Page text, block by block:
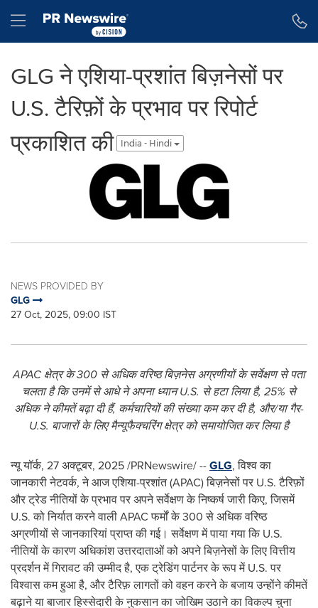
Hamburger menu
GLG ने एशिया-प्रशांत बिज़नेसों पर
U.S. टैरिफ़ों के प्रभाव पर रिपोर्ट
प्रकाशित की
India - Hindi
NEWS PROVIDED BY
GLG
27 Oct, 2025, 09:00 IST
APAC क्षेत्र के 300 से अधिक वरिष्ठ बिज़नेस अग्रणीयों के सर्वेक्षण से पता
चलता है कि उनमें से आधे ने अपना ध्यान U.S. से हटा लिया है, 25% से
अधिक ने कीमतें बढ़ा दी हैं, कर्मचारियों की संख्या कम कर दी है, और/या गैर-
U.S. बाजारों के लिए मैन्यूफैक्चरिंग क्षेत्र को समायोजित कर लिया है
न्यू यॉर्क, 27 अक्टूबर, 2025/PRNewswire/ --GLG, विश्व का
जानकारी नेटवर्क, ने आज एशिया-प्रशांत (APAC) बिज़नेसों पर U.S. टैरिफ़ों
और ट्रेड नीतियों के प्रभाव पर अपने सर्वेक्षण के निष्कर्ष जारी किए, जिसमें
U.S. को निर्यात करने वाली APAC फर्मों के 300 से अधिक वरिष्ठ
अग्रणीयों से जानकारियां प्राप्त की गई। सर्वेक्षण में पाया गया कि U.S.
नीतियों के कारण अधिकांश उत्तरदाताओं को अपने बिज़नेसों के लिए वित्तीय
प्रदर्शन में गिरावट की उम्मीद है, एक ट्रेडिंग पार्टनर के रूप में U.S. पर
विश्वास कम हुआ है, और टैरिफ़ लागतों को वहन करने के बजाय उन्होंने कीमतें
बढ़ाने या बाजार हिस्सेदारी के नुकसान का जोखिम उठाने का विकल्प चुना